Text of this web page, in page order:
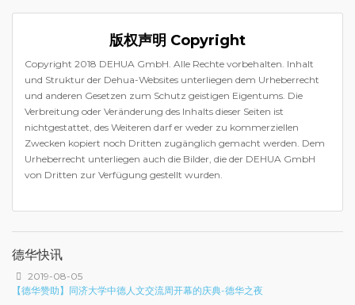
版权声明 Copyright
Copyright 2018 DEHUA GmbH. Alle Rechte vorbehalten. Inhalt
und Struktur der Dehua-Websites unterliegen dem Urheberrecht
und anderen Gesetzen zum Schutz geistigen Eigentums. Die
Verbreitung oder Veränderung des Inhalts dieser Seiten ist
nichtgestattet, des Weiteren darf er weder zu kommerziellen
Zwecken kopiert noch Dritten zugänglich gemacht werden. Dem
Urheberrecht unterliegen auch die Bilder, die der DEHUA GmbH
von Dritten zur Verfügung gestellt wurden.
德华快讯
2019-08-05
【德华赞助】同济大学中德人文交流周开幕的庆典-德华之夜